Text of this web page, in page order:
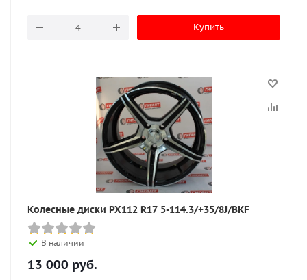
Купить
Колесные диски PX112 R17 5-114.3/+35/8J/BKF
В наличии
13 000 руб.